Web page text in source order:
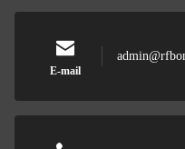
E-mail